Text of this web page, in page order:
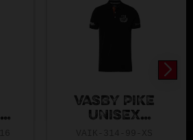
VÄSBY PIKÉ
UNISEX